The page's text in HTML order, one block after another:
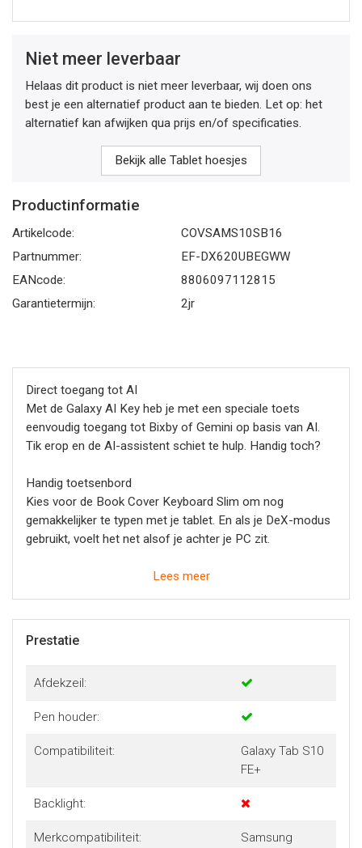
Niet meer leverbaar
Helaas dit product is niet meer leverbaar, wij doen ons
best je een alternatief product aan te bieden. Let op: het
alternatief kan afwijken qua prijs en/of specificaties.
Bekijk alle Tablet hoesjes
Productinformatie
Artikelcode:
COVSAMS10SB16
Partnummer:
EF-DX620UBEGWW
EANcode:
8806097112815
Garantietermijn:
2jr
Direct toegang tot AI
Met de Galaxy AI Key heb je met een speciale toets
eenvoudig toegang tot Bixby of Gemini op basis van AI.
Tik erop en de AI-assistent schiet te hulp. Handig toch?
Handig toetsenbord
Kies voor de Book Cover Keyboard Slim om nog
gemakkelijker te typen met je tablet. En als je DeX-modus
gebruikt, voelt het net alsof je achter je PC zit.
Verbeter je productiviteit met draadloos delen
switchen van je telefoon naar je tablet en vice versa. Of
Lees meer
Prestatie
Afdekzeil:
Pen houder:
Compatibiliteit:
Galaxy Tab S10
FE+
Backlight:
Merkcompatibiliteit: Samsung